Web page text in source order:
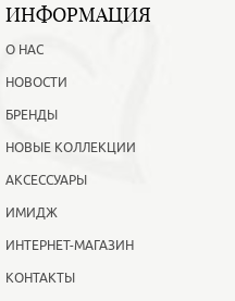
ИНФОРМАЦИЯ
О НАС
НОВОСТИ
БРЕНДЫ
НОВЫЕ КОЛЛЕКЦИИ
АКСЕССУАРЫ
ИМИДЖ
ИНТЕРНЕТ-МАГАЗИН
КОНТАКТЫ